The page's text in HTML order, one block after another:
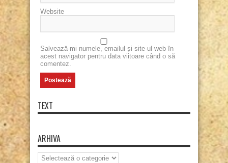
Website
Salvează-mi numele, emailul și site-ul web în
acest navigator pentru data viitoare când o să
comentez.
TEXT
ARHIVA
Arhiva